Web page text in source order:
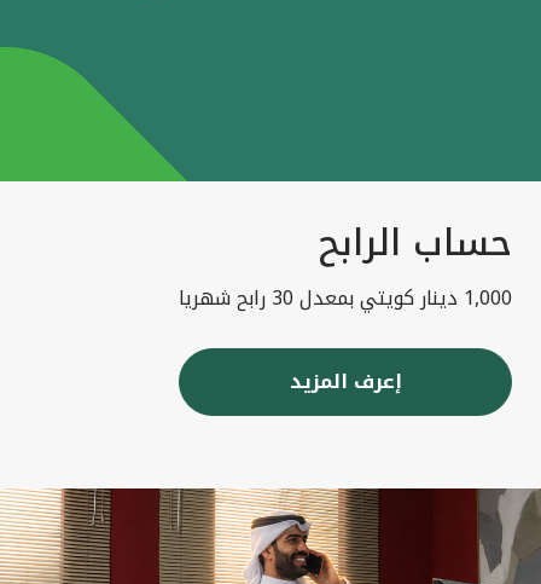
حساب الرابح
1,000 دينار كويتي بمعدل 30 رابح شهريا
إعرف المزيد